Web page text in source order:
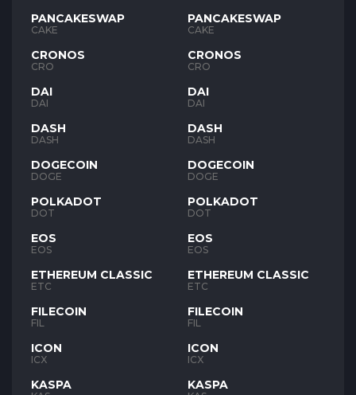
PANCAKESWAP
CAKE
CRONOS
CRO
DAI
DAI
DASH
DASH
DOGECOIN
DOGE
POLKADOT
DOT
EOS
EOS
ETHEREUM CLASSIC
ETC
FILECOIN
FIL
ICON
ICX
KASPA
PANCAKESWAP
CAKE
CRONOS
CRO
DAI
DAI
DASH
DASH
DOGECOIN
DOGE
POLKADOT
DOT
EOS
EOS
ETHEREUM CLASSIC
ETC
FILECOIN
FIL
ICON
ICX
KASPA